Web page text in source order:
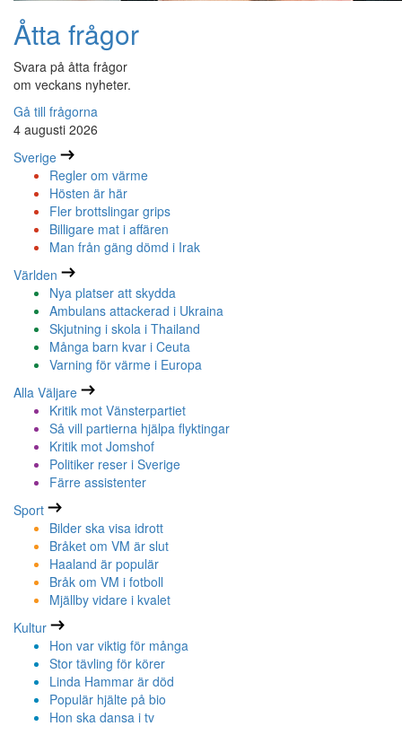
Åtta frågor
Svara på åtta frågor
om veckans nyheter.
Gå till frågorna
4 augusti 2026
Sverige
Regler om värme
Hösten är här
Fler brottslingar grips
Billigare mat i affären
Man från gäng dömd i Irak
Världen
Nya platser att skydda
Ambulans attackerad i Ukraina
Skjutning i skola i Thailand
Många barn kvar i Ceuta
Varning för värme i Europa
Alla Väljare
Kritik mot Vänsterpartiet
Så vill partierna hjälpa flyktingar
Kritik mot Jomshof
Politiker reser i Sverige
Färre assistenter
Sport
Bilder ska visa idrott
Bråket om VM är slut
Haaland är populär
Bråk om VM i fotboll
Mjällby vidare i kvalet
Kultur
Hon var viktig för många
Stor tävling för körer
Linda Hammar är död
Populär hjälte på bio
Hon ska dansa i tv